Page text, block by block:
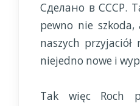
Сделано в CCCP.
pewno nie
naszych
niejedno nowe i
Tak więc Roch